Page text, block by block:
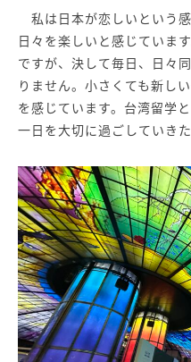
私は日本が恋しいという
日々を楽しいと感じていま
ですが、決して毎日、日々
りません。小さくても新し
を感じています。台湾留学
一日を大切に過ごしていき